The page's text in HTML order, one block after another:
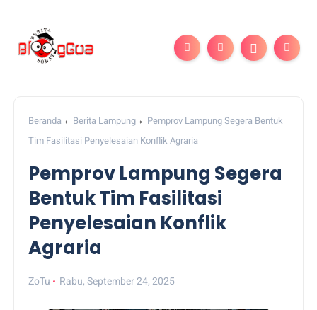
Beranda Berita Lampung
Pemprov Lampung Segera Bentuk
Tim Fasilitasi Penyelesaian Konflik Agraria
Pemprov Lampung Segera
Bentuk Tim Fasilitasi
Penyelesaian Konflik
Agraria
ZoTu Rabu, September 24, 2025